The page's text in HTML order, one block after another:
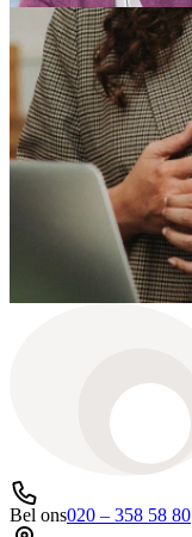
1
aug.
10:00 - 11:00
Webinar: Naam
Kom tijdens dit gratis
vindt dat past bij jouw
jou daar in kan
Gratis toegang •
Bel ons020 – 358 58 80